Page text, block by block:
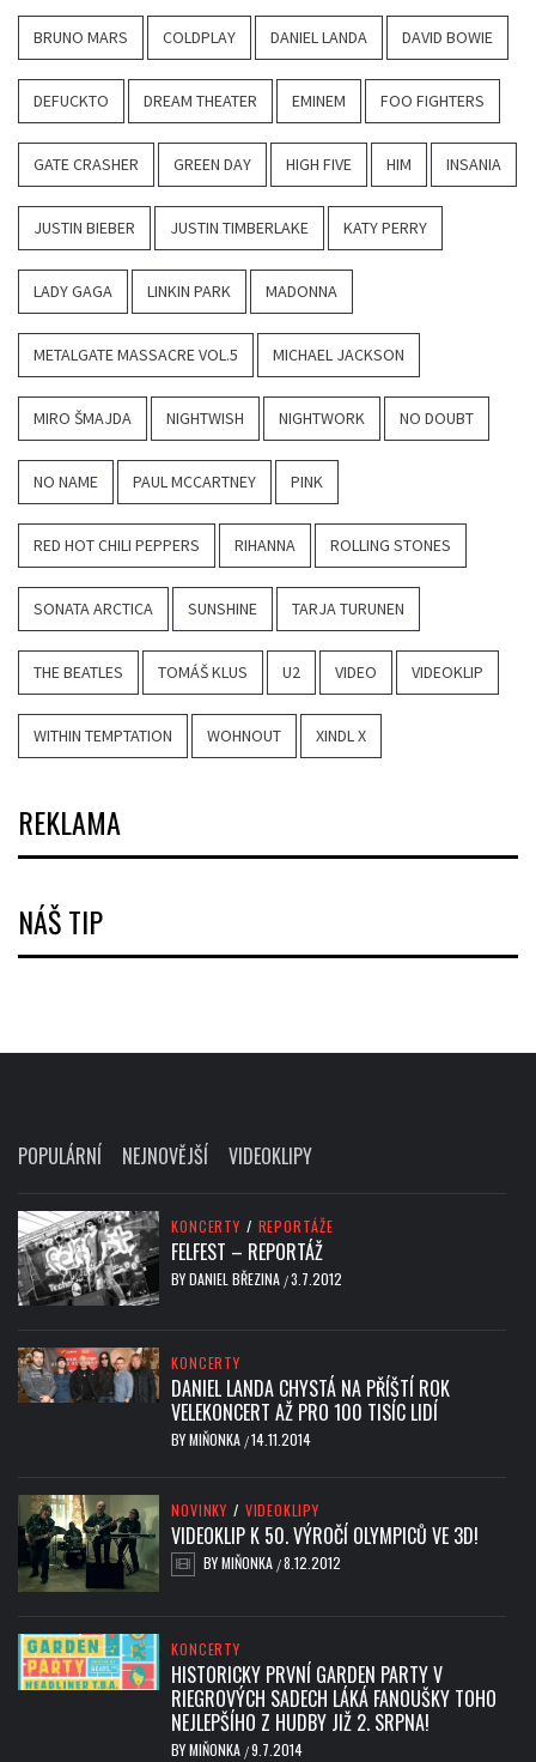
BRUNO MARS COLDPLAY DANIEL LANDA DAVID BOWIE
DEFUCKTO DREAM THEATER EMINEM FOO FIGHTERS
GATE CRASHER GREEN DAY HIGH FIVE HIM INSANIA
JUSTIN BIEBER JUSTIN TIMBERLAKE KATY PERRY
LADY GAGA LINKIN PARK MADONNA
METALGATE MASSACRE VOL.5 MICHAEL JACKSON
MIRO ŠMAJDA NIGHTWISH NIGHTWORK NO DOUBT
NO NAME PAUL MCCARTNEY PINK
RED HOT CHILI PEPPERS RIHANNA ROLLING STONES
SONATA ARCTICA SUNSHINE TARJA TURUNEN
THE BEATLES TOMÁŠ KLUS U2 VIDEO VIDEOKLIP
WITHIN TEMPTATION WOHNOUT XINDL X
REKLAMA
NÁŠ TIP
POPULÁRNÍ NEJNOVĚJŠÍ VIDEOKLIPY
KONCERTY / REPORTÁŽE
FELFEST – REPORTÁŽ
BYDANIEL BŘEZINA /3.7.2012
KONCERTY
DANIEL LANDA CHYSTÁ NA PŘÍŠTÍ ROK
VELEKONCERT AŽ PRO 100 TISÍC LIDÍ
BYMIŇONKA /14.11.2014
NOVINKY / VIDEOKLIPY
VIDEOKLIP K 50. VÝROČÍ OLYMPICŮ VE 3D!
BYMIŇONKA /8.12.2012
KONCERTY
HISTORICKY PRVNÍ GARDEN PARTY V
RIEGROVÝCH SADECH LÁKÁ FANOUŠKY TOHO
NEJLEPŠÍHO Z HUDBY JIŽ 2. SRPNA!
BYMIŇONKA /9.7.2014